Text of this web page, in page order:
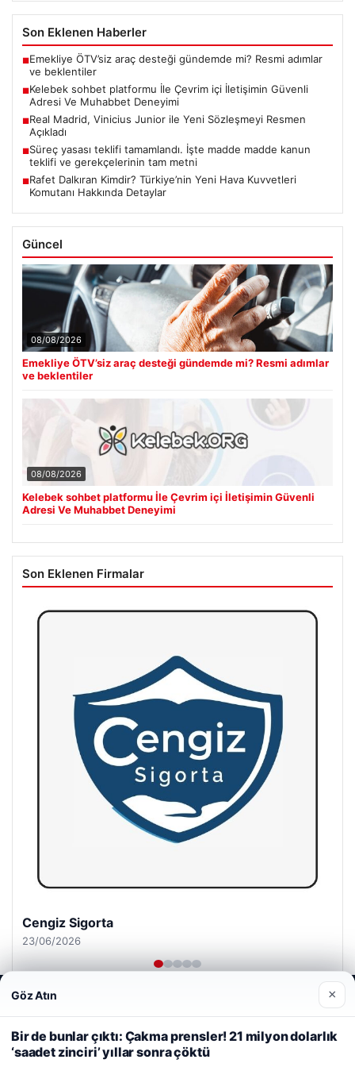
Son Eklenen Haberler
■Emekliye ÖTV’siz araç desteği gündemde mi? Resmi adımlar
ve beklentiler
■Kelebek sohbet platformu İle Çevrim içi İletişimin Güvenli
Adresi Ve Muhabbet Deneyimi
■Real Madrid, Vinicius Junior ile Yeni Sözleşmeyi Resmen
Açıkladı
■Süreç yasası teklifi tamamlandı. İşte madde madde kanun
teklifi ve gerekçelerinin tam metni
■Rafet Dalkıran Kimdir? Türkiye’nin Yeni Hava Kuvvetleri
Komutanı Hakkında Detaylar
Güncel
08/08/2026
Emekliye ÖTV’siz araç desteği gündemde mi? Resmi adımlar
ve beklentiler
08/08/2026
Kelebek sohbet platformu İle Çevrim içi İletişimin Güvenli
Adresi Ve Muhabbet Deneyimi
Son Eklenen Firmalar
Cengiz Sigorta
23/06/2026
Web sitemizi nasıl kullandığınızı daha iyi anlayabilmek,
deneyiminizi kişiselleştirmek ve geliştirmek amacıyla çerezler
kullanıyoruz.
Çerez Politikamız
Reddet Kabul Et
Göz Atın ×
Bir de bunlar çıktı: Çakma prensler! 21 milyon dolarlık
‘saadet zinciri’ yıllar sonra çöktü